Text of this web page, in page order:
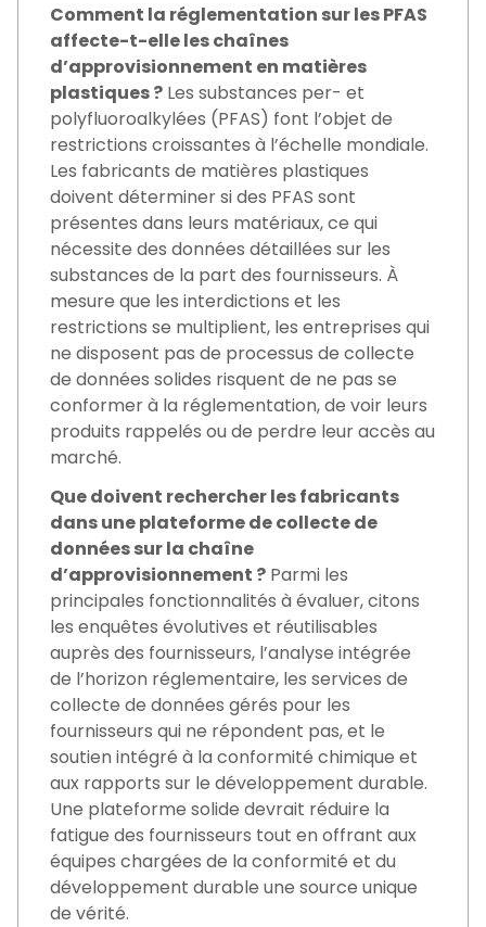
Comment la réglementation sur les PFAS
affecte-t-elle les chaînes
d’approvisionnement en matières
plastiques ? Les substances per- et
polyfluoroalkylées (PFAS) font l’objet de
restrictions croissantes à l’échelle mondiale.
Les fabricants de matières plastiques
doivent déterminer si des PFAS sont
présentes dans leurs matériaux, ce qui
nécessite des données détaillées sur les
substances de la part des fournisseurs. À
mesure que les interdictions et les
restrictions se multiplient, les entreprises qui
ne disposent pas de processus de collecte
de données solides risquent de ne pas se
conformer à la réglementation, de voir leurs
produits rappelés ou de perdre leur accès au
marché.
Que doivent rechercher les fabricants
dans une plateforme de collecte de
données sur la chaîne
d’approvisionnement ? Parmi les
principales fonctionnalités à évaluer, citons
les enquêtes évolutives et réutilisables
auprès des fournisseurs, l’analyse intégrée
de l’horizon réglementaire, les services de
collecte de données gérés pour les
fournisseurs qui ne répondent pas, et le
soutien intégré à la conformité chimique et
aux rapports sur le développement durable.
Une plateforme solide devrait réduire la
fatigue des fournisseurs tout en offrant aux
équipes chargées de la conformité et du
développement durable une source unique
de vérité.